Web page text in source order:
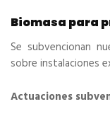
Biomasa para
Se subvencionan
sobre instalaciones
Actuaciones